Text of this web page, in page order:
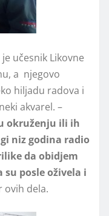
učesnik Likovne
a njegovo
hiljadu radova i
akvarel. –
okruženju ili ih
niz godina radio
da obidjem
posle oživela i
ovih dela.